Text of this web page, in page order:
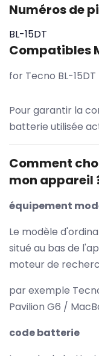
Numéros de
BL-15DT
Compatibles
for Tecno BL-15DT
Pour garantir la
batterie utilisée
Comment
mon appareil
équipement
Le modèle
situé au bas de
moteur de
par exemple
Pavilion G6 /
code batterie